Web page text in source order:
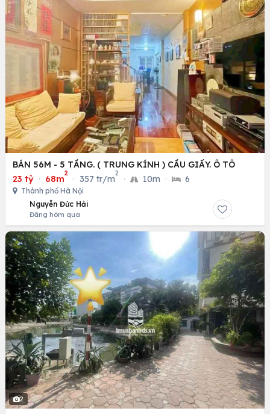
BÁN 56M - 5 TẦNG. ( TRUNG KÍNH ) CẦU GIẤY. Ô TÔ
23 tỷ · 68m
2
· 357 tr/m
2
· 10m · 6
Thành phố Hà Nội
Nguyễn Đức Hải
Đăng hôm qua
2